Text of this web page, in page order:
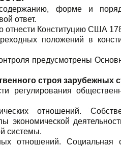
форме и
ответ.
Конституцию США
положений в
предусмотрены
строя зарубежных
регулирования
отношений.
экономической
системы.
отношений. Социальная